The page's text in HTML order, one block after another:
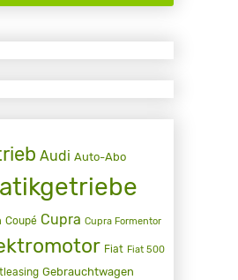
Audi Auto-Abo
Coupé Cupra Cupra Formentor
Fiat Fiat 500
Gebrauchtwagen